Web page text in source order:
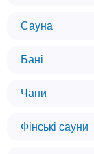
Сауна
Бані
Чани
Фінські сауни